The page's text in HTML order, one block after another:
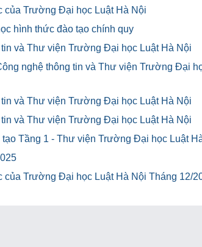
của Trường Đại học Luật Hà Nội
hình thức đào tạo chính quy
và Thư viện Trường Đại học Luật Hà Nội
nghệ thông tin và Thư viện Trường Đại
và Thư viện Trường Đại học Luật Hà Nội
và Thư viện Trường Đại học Luật Hà Nội
Tầng 1 - Thư viện Trường Đại học Luật
Trường Đại học Luật Hà Nội Tháng 12/